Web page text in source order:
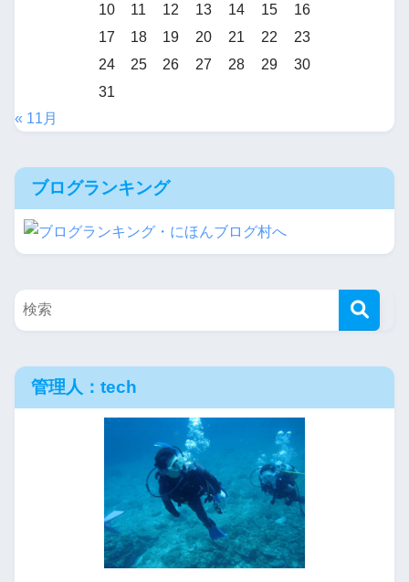
10
11 12 13 14 15
16
17
18 19 20 21 22
23
24
25 26 27 28 29
30
31
« 11月
ブログランキング
管理人：tech